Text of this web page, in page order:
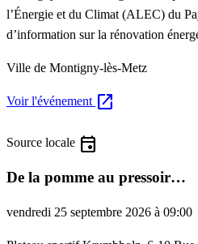
l’Énergie et du Climat (ALEC) du
d’information sur la rénovation
Ville de Montigny-lès-Metz
Voir l'événement open_in_new
Source locale event
De la pomme au pressoir…
vendredi 25 septembre 2026 à 09:00